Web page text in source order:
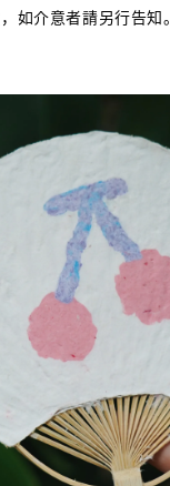
如介意者請另行告知。